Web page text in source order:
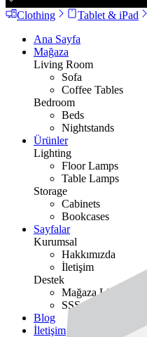
Clothing Tablet & iPad
Ana Sayfa
Mağaza
Living Room
Sofa
Coffee Tables
Bedroom
Beds
Nightstands
Ürünler
Lighting
Floor Lamps
Table Lamps
Storage
Cabinets
Bookcases
Sayfalar
Kurumsal
Hakkımızda
İletişim
Destek
Mağaza Listesi
SSS
Blog
İletişim